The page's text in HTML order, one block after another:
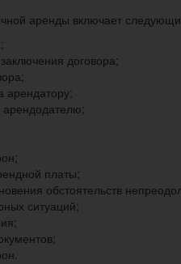
аренды включает
договора;
арендатору;
арендодателю;
платы;
обстоятельств
ситуаций;